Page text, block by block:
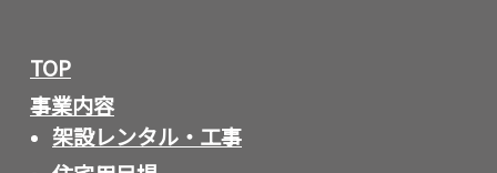
TOP
事業内容
架設レンタル・工事